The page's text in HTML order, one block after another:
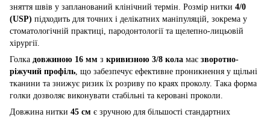
зняття швів у запланований клінічний термін. Розмір нитки 4/0
(USP) підходить для точних і делікатних маніпуляцій, зокрема у
стоматологічній практиці, пародонтології та щелепно-лицьовій
хірургії.
Голка довжиною 16 мм з кривизною 3/8 кола має зворотно-
ріжучий профіль , що забезпечує ефективне проникнення у щільні
тканини та знижує ризик їх розриву по краях проколу. Така форма
голки дозволяє виконувати стабільні та керовані проколи.
Довжина нитки 45 см є зручною для більшості стандартних